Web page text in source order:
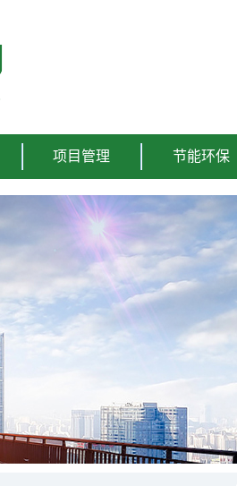
项目管理 节能环保